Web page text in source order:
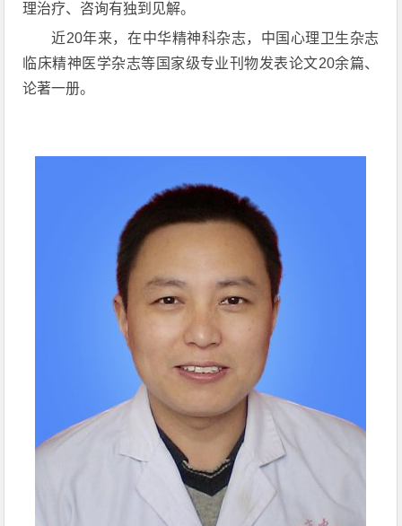
理治疗、咨询有独到见解。
近20年来，在中华精神科杂志，中国心理卫生杂志
临床精神医学杂志等国家级专业刊物发表论文20余篇、
论著一册。